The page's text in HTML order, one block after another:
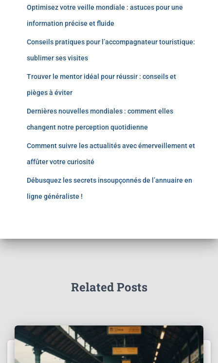
Optimisez votre veille mondiale : astuces pour une
information précise et fluide
Conseils pratiques pour l’accompagnateur touristique:
sublimer ses visites
Trouver le mentor idéal pour réussir : conseils et
pièges à éviter
Dernières nouvelles mondiales : comment elles
changent notre perception quotidienne
Comment suivre les actualités avec émerveillement et
affûter votre curiosité
Débusquez les secrets insoupçonnés de l’annuaire en
ligne généraliste !
Related Posts